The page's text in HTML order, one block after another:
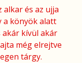
alkar és az ujja
a könyök alatt
akár kívül akár
még elrejtve
tárgy.